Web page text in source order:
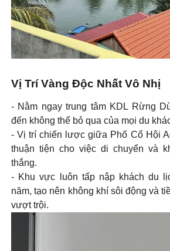
Vị Trí Vàng Độc Nhất Vô Nhị
- Nằm ngay trung tâm KDL Rừng
đến không thể bỏ qua của mọi du
- Vị trí chiến lược giữa Phố Cổ Hội
thuận tiện cho việc di chuyển và
thắng.
- Khu vực luôn tấp nập khách du
năm, tạo nên không khí sôi động và
vượt trội.